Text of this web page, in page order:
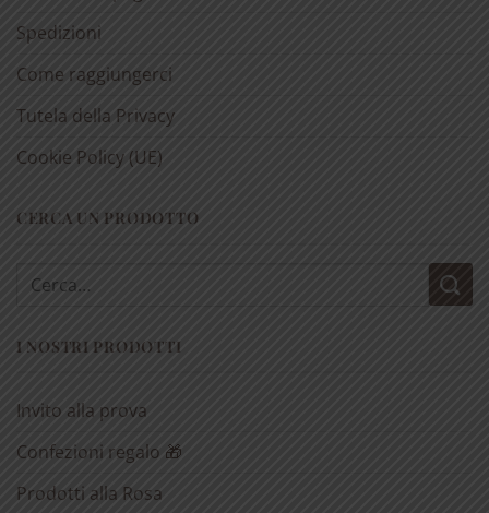
Spedizioni
Come raggiungerci
Tutela della Privacy
Cookie Policy (UE)
CERCA UN PRODOTTO
Cerca:
I NOSTRI PRODOTTI
Invito alla prova
Confezioni regalo 🎁
Prodotti alla Rosa